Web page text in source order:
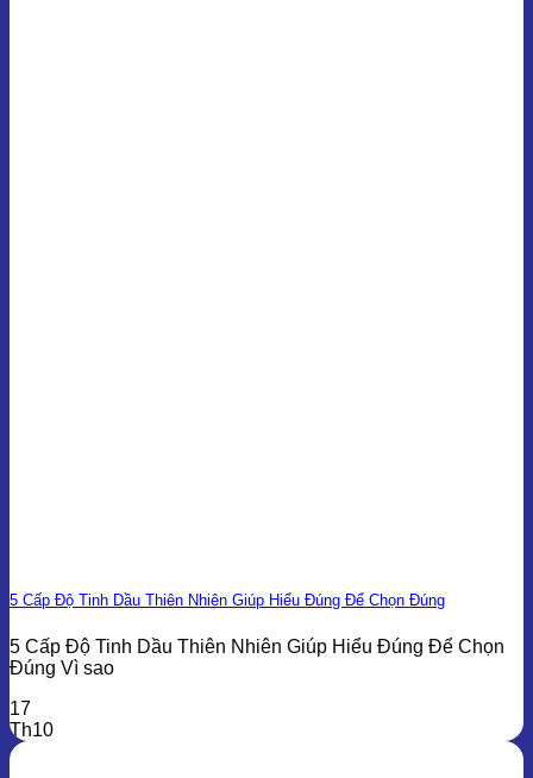
5 Cấp Độ Tinh Dầu Thiên Nhiên Giúp Hiểu Đúng Để Chọn Đúng
5 Cấp Độ Tinh Dầu Thiên Nhiên Giúp Hiểu Đúng Để Chọn
Đúng Vì sao
17
Th10